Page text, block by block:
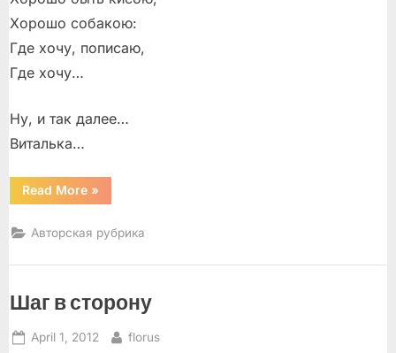
Хорошо собакою:
Где хочу, пописаю,
Где хочу…
Ну, и так далее…
Виталька…
Read More“За
окном”
»
Авторская рубрика
Шаг в сторону
Posted
April 1, 2012 By
florus